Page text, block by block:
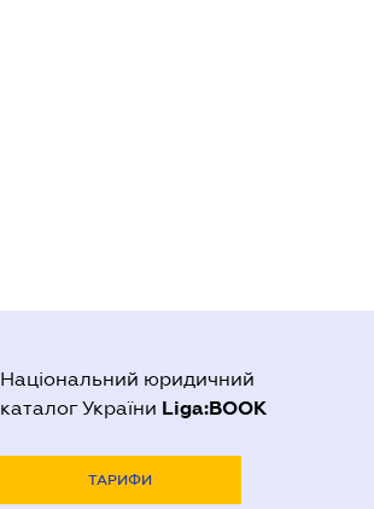
Національний юридичний
каталог України Liga:BOOK
ТАРИФИ